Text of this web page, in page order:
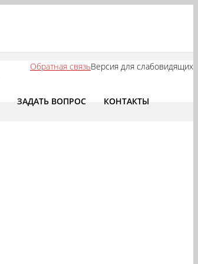
Версия для слабовидящих
Обратная связь
ЗАДАТЬ ВОПРОС
КОНТАКТЫ